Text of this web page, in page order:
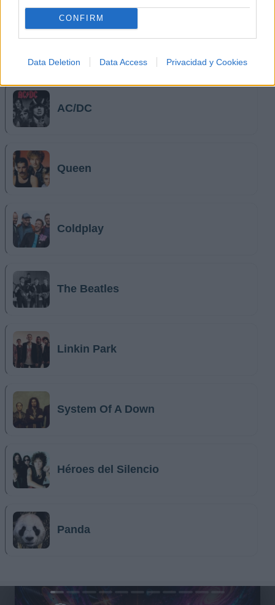
CONFIRM
Data Deletion Data Access Privacidad y Cookies
Música Relacionada
AC/DC
Queen
Coldplay
The Beatles
Linkin Park
System Of A Down
Héroes del Silencio
Panda